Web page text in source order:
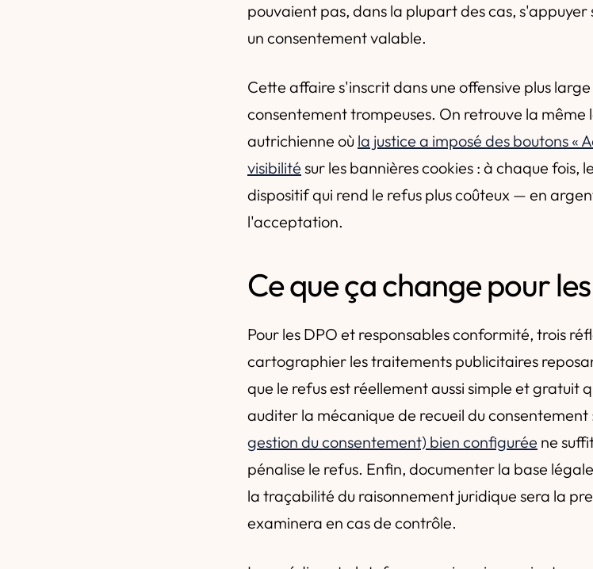
pouvaient pas, dans la plupart des cas,
un consentement valable.
Cette affaire s'inscrit dans une offensive plus
consentement trompeuses. On retrouve la même
autrichienne où la justice a imposé des boutons «
visibilité sur les bannières cookies : à chaque fois,
dispositif qui rend le refus plus coûteux — en
l'acceptation.
Ce que ça change pour
Pour les DPO et responsables conformité, trois
cartographier les traitements publicitaires
que le refus est réellement aussi simple et gratuit
auditer la mécanique de recueil du consentement
gestion du consentement) bien configurée ne
pénalise le refus. Enfin, documenter la base
la traçabilité du raisonnement juridique sera la
examinera en cas de contrôle.